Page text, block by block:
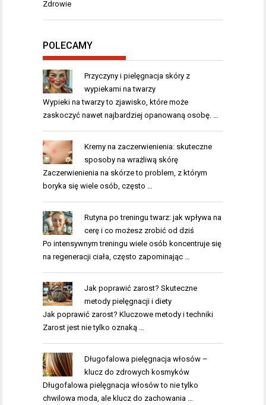
Zdrowie
POLECAMY
Przyczyny i pielęgnacja skóry z
wypiekami na twarzy
Wypieki na twarzy to zjawisko, które może
zaskoczyć nawet najbardziej opanowaną osobę. …
Kremy na zaczerwienienia: skuteczne
sposoby na wrażliwą skórę
Zaczerwienienia na skórze to problem, z którym
boryka się wiele osób, często …
Rutyna po treningu twarz: jak wpływa na
cerę i co możesz zrobić od dziś
Po intensywnym treningu wiele osób koncentruje się
na regeneracji ciała, często zapominając …
Jak poprawić zarost? Skuteczne
metody pielęgnacji i diety
Jak poprawić zarost? Kluczowe metody i techniki
Zarost jest nie tylko oznaką …
Długofalowa pielęgnacja włosów –
klucz do zdrowych kosmyków
Długofalowa pielęgnacja włosów to nie tylko
chwilowa moda, ale klucz do zachowania …